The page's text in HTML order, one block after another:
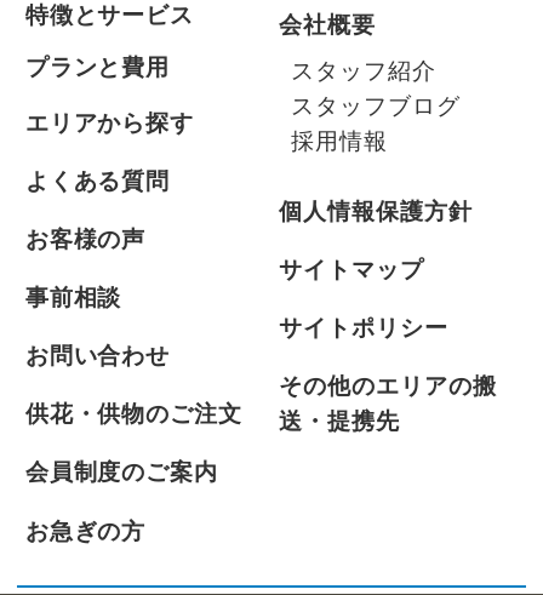
特徴とサービス
プランと費用
エリアから探す
よくある質問
お客様の声
事前相談
お問い合わせ
供花・供物のご注文
会員制度のご案内
お急ぎの方
会社概要
スタッフ紹介
スタッフブログ
採用情報
個人情報保護方針
サイトマップ
サイトポリシー
その他のエリアの搬
送・提携先